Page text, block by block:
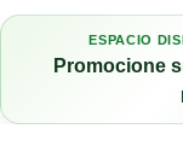
ESPACIO
Promocione